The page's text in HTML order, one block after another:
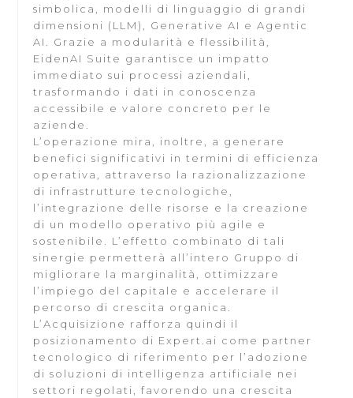
simbolica, modelli di linguaggio di grandi
dimensioni (LLM), Generative AI e Agentic
AI. Grazie a modularità e flessibilità,
EidenAI Suite garantisce un impatto
immediato sui processi aziendali,
trasformando i dati in conoscenza
accessibile e valore concreto per le
aziende.
L’operazione mira, inoltre, a generare
benefici significativi in termini di efficienza
operativa, attraverso la razionalizzazione
di infrastrutture tecnologiche,
l’integrazione delle risorse e la creazione
di un modello operativo più agile e
sostenibile. L’effetto combinato di tali
sinergie permetterà all’intero Gruppo di
migliorare la marginalità, ottimizzare
l’impiego del capitale e accelerare il
percorso di crescita organica.
L’Acquisizione rafforza quindi il
posizionamento di Expert.ai come partner
tecnologico di riferimento per l’adozione
di soluzioni di intelligenza artificiale nei
settori regolati, favorendo una crescita